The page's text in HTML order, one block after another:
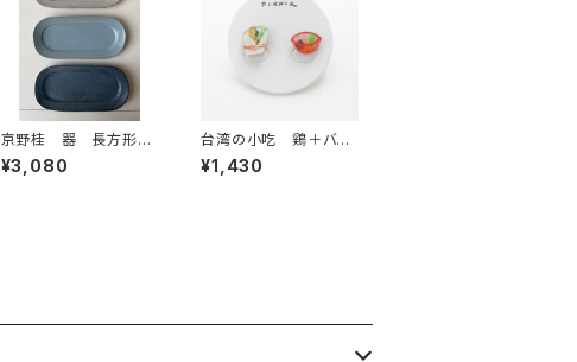
京野桂 器 長方形プ
レート
¥3,080
台湾の小吃 鶏＋バス
ケット イヤリング／
ピアス
¥1,430